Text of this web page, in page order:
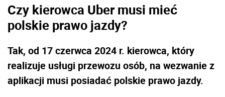
Czy kierowca Uber musi mieć
polskie prawo jazdy?
Tak, od 17 czerwca 2024 r. kierowca, który
realizuje usługi przewozu osób, na wezwanie z
aplikacji musi posiadać polskie prawo jazdy.